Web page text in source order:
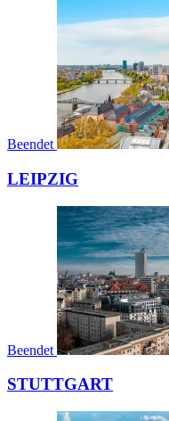
Beendet
LEIPZIG
Beendet
STUTTGART